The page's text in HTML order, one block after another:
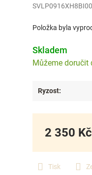
Položka byla
Tisk
SVLP0916XH8BI00
Skladem
2 350 Kč
cena:
Ryzost: